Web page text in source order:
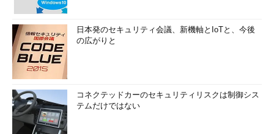
日本発のセキュリティ会議、新機軸とIoTと、今後
の広がりと
コネクテッドカーのセキュリティリスクは制御シス
テムだけではない